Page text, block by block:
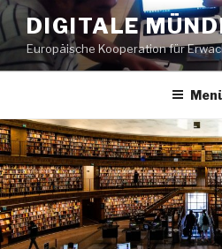
Zum
Inhalt
springen
DIGITALE
Europäische Kooperation für